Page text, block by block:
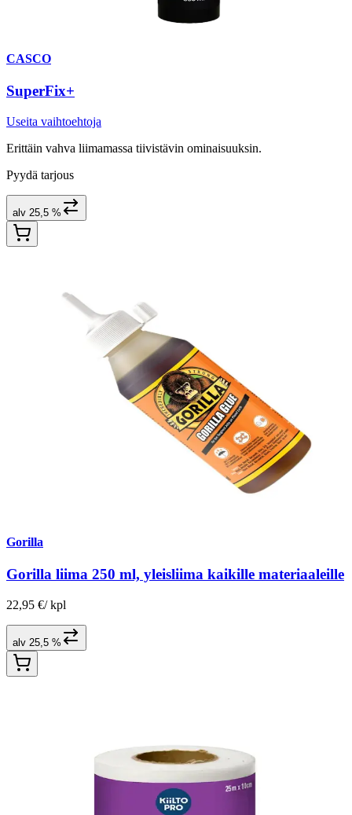
CASCO
SuperFix+
Useita vaihtoehtoja
Erittäin vahva liimamassa tiivistävin ominaisuuksin.
Pyydä tarjous
alv 25,5 %
Gorilla
Gorilla liima 250 ml, yleisliima kaikille materiaaleille
22,95 €/ kpl
alv 25,5 %